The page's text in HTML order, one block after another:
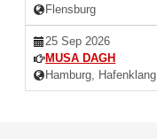
Flensburg
25 Sep 2026
MUSA DAGH
Hamburg, Hafenklang